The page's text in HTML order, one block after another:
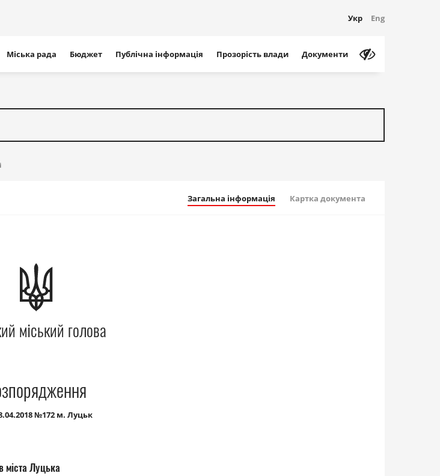
Укр Eng
Міська рада Бюджет Публічна інформація Прозорість влади Документи
Загальна інформація Картка документа
міський голова
№172 м. Луцьк
міста Луцька